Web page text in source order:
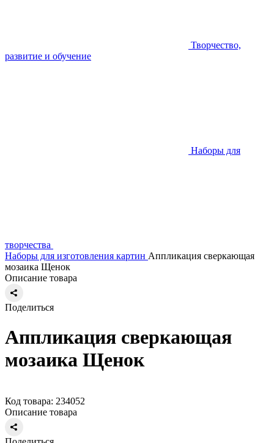
Творчество,
развитие и обучение
Наборы для
творчества
Наборы для изготовления картин Аппликация сверкающая
мозаика Щенок
Описание товара
Поделиться
Аппликация сверкающая
мозаика Щенок
Код товара: 234052
Описание товара